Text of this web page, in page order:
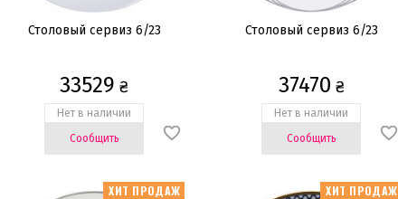
Столовый сервиз 6/23
33529 ₴
Нет в наличии
Сообщить
Столовый сервиз 6/23
37470 ₴
Нет в наличии
Сообщить
ХИТ ПРОДАЖ ХИТ ПРОДАЖ